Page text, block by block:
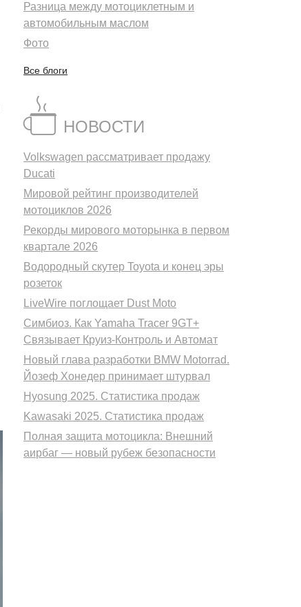
Разница между мотоциклетным и
автомобильным маслом
Фото
Все блоги
НОВОСТИ
Volkswagen рассматривает продажу
Ducati
Мировой рейтинг производителей
мотоциклов 2026
Рекорды мирового моторынка в первом
квартале 2026
Водородный скутер Toyota и конец эры
розеток
LiveWire поглощает Dust Moto
Симбиоз. Как Yamaha Tracer 9GT+
Связывает Круиз-Контроль и Автомат
Новый глава разработки BMW Motorrad.
Йозеф Хонедер принимает штурвал
Hyosung 2025. Статистика продаж
Kawasaki 2025. Статистика продаж
Полная защита мотоцикла: Внешний
аирбаг — новый рубеж безопасности